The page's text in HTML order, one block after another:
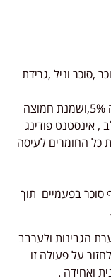
,סוכר וניל ,גרידת
להוסיף לקערה גבינת טוב טעם ,גבינה 5%,ושמנת חמוצה
, אינסטנט פודינג
כל החומרים לעיסה
סוכר בפעמיים תוך
הגבינות ולערבב
על פעולה זו
ואחידה .